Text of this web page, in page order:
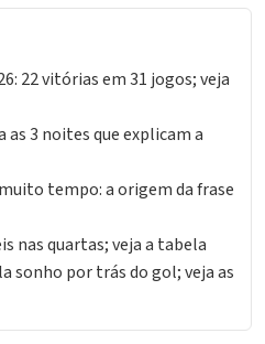
22 vitórias em 31 jogos; veja
as 3 noites que explicam a
tempo: a origem da frase
nas quartas; veja a tabela
sonho por trás do gol; veja as